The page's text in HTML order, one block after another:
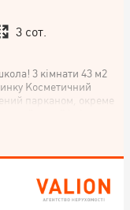
3 сот.
3 кімнати 43 м2
Косметичний
парканом, окреме